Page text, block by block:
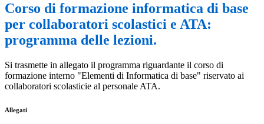
Corso di formazione informatica di base
per collaboratori scolastici e ATA:
programma delle lezioni.
Si trasmette in allegato il programma riguardante il corso di
formazione interno "Elementi di Informatica di base" riservato ai
collaboratori scolasticie al personale ATA.
Allegati